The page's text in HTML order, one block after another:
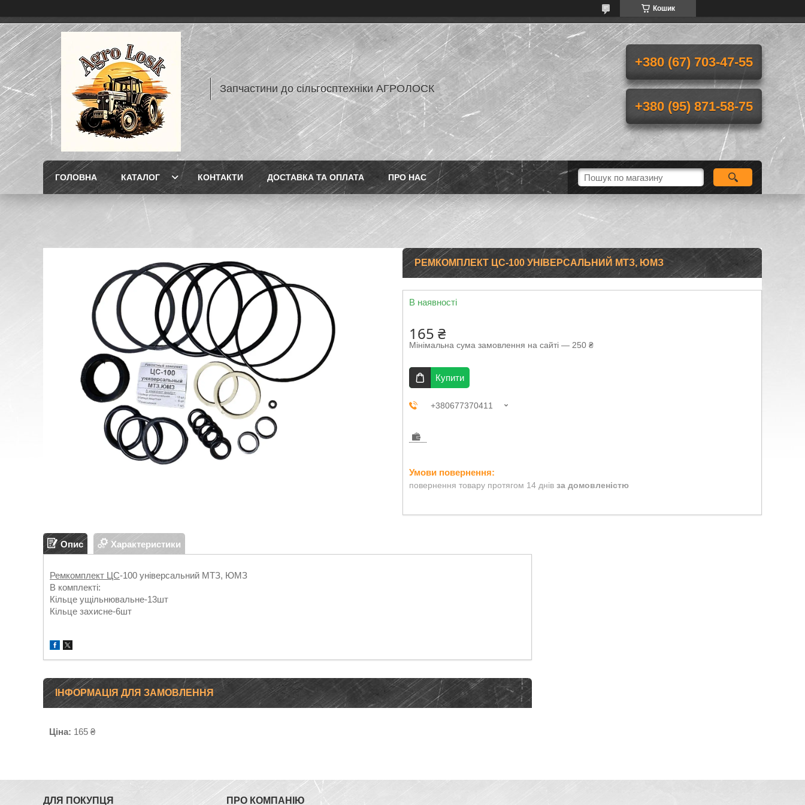
Кошик
Запчастини до сільгосптехніки АГРОЛОСК
+380 (67) 703-47-55
+380 (95) 871-58-75
ГОЛОВНА КАТАЛОГ КОНТАКТИ ДОСТАВКА ТА ОПЛАТА ПРО НАС
РЕМКОМПЛЕКТ ЦС-100 УНІВЕРСАЛЬНИЙ МТЗ, ЮМЗ
В наявності
165 ₴
Мінімальна сума замовлення на сайті — 250 ₴
Купити
+380677370411
повернення товару протягом 14 днів за домовленістю
Опис Характеристики
Ремкомплект ЦС-100 універсальний МТЗ, ЮМЗ
В комплекті:
Кільце ущільнювальне-13шт
Кільце захисне-6шт
ІНФОРМАЦІЯ ДЛЯ ЗАМОВЛЕННЯ
Ціна: 165 ₴
ДЛЯ ПОКУПЦЯ ПРО КОМПАНІЮ